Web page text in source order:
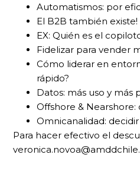
Automatismos: por
El B2B también existe!
EX: Quién es el
Fidelizar para vender
Cómo liderar en
rápido?
Datos: más uso y más
Offshore &
Omnicanalidad:
Para hacer efectivo el